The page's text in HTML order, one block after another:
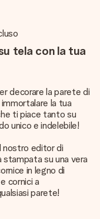
tela con la tua
decorare la parete di
la tua
ti piace tanto su
unico e indelebile!
nostro editor di
su una vera
in legno di
cornici a
parete!